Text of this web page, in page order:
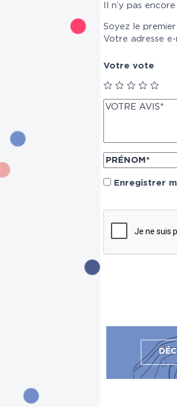
Il n’y pas encore
Soyez le
Votre adresse e-
Votre vote
Enregistrer